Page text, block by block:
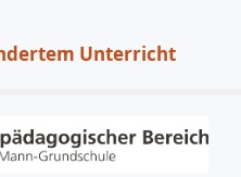
Unterricht